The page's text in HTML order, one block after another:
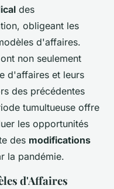
des
obligeant les
d'affaires.
ont non seulement
d'affaires et leurs
des précédentes
tumultueuse offre
les opportunités
des modifications
la pandémie.
d'Affaires